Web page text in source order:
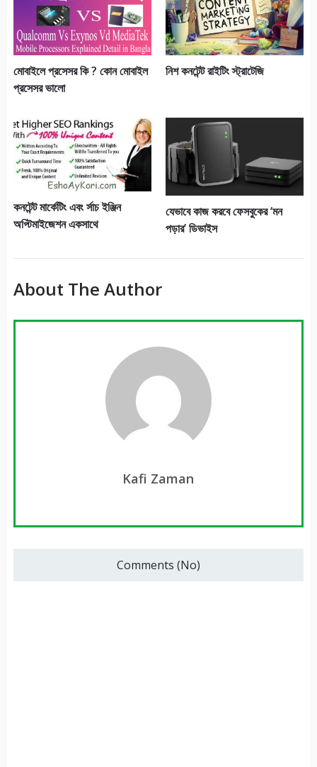
মোবাইলে প্রসেসর কি ? কোন মোবাইল
প্রসেসর ভালো
নিশ কনটেন্ট রাইটিং স্ট্রাটেজি
কনটেন্ট মার্কেটিং এবং র্সাচ ইঞ্জিন
অপ্টিমাইজেশন একসাথে
যেভাবে কাজ করবে ফেসবুকের ‘মন
পড়ার’ ডিভাইস
About The Author
Kafi Zaman
Comments (No)